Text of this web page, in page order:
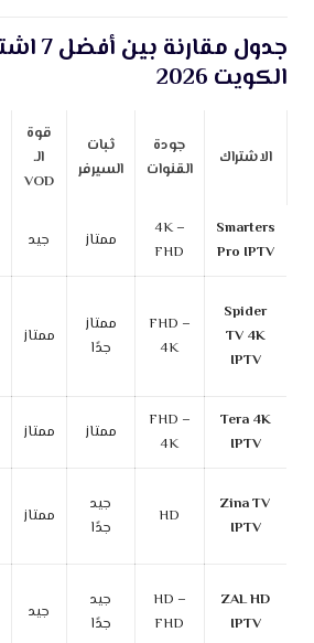
الكويت 2026
الاشتراك
جودة
القنوات
ثبات
السيرفر
قوة
الـ
VOD
Smarters
Pro IPTV
4K –
FHD
ممتاز جيد
Spider
TV 4K
IPTV
FHD –
4K
ممتاز
جدًا
ممتاز
Tera 4K
IPTV
FHD –
4K
ممتاز ممتاز
Zina TV
IPTV
HD
جيد
جدًا
ممتاز
ZAL HD
IPTV
HD –
FHD
جيد
جدًا
جيد